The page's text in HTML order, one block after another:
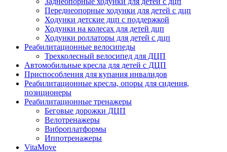
Переднеопорные ходунки для детей с дцп
Ходунки детские дцп с поддержкой
Ходунки на колесах для детей дцп
Ходунки роллаторы для детей с дцп
Реабилитационные велосипеды
Трехколесный велосипед для ДЦП
Автомобильные кресла для детей с ДЦП
Приспособления для купания инвалидов
Реабилитационные кресла, опоры для сидения,
позиционеры
Реабилитационные тренажеры
Беговые дорожки ДЦП
Велотренажеры
Виброплатформы
Иппотренажеры
VitaMove